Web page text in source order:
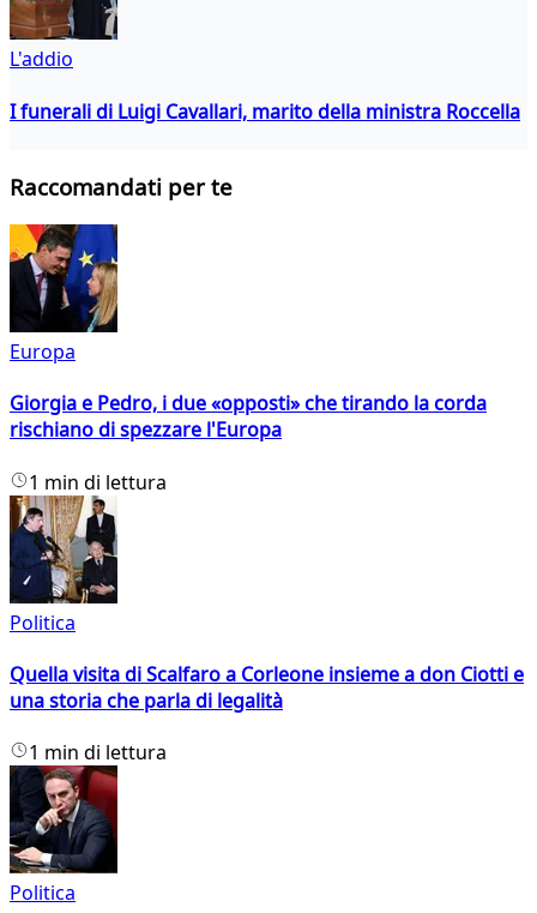
L'addio
I funerali di Luigi Cavallari, marito della ministra Roccella
Raccomandati per te
Europa
Giorgia e Pedro, i due «opposti» che tirando la corda
rischiano di spezzare l'Europa
1 min di lettura
Politica
Quella visita di Scalfaro a Corleone insieme a don Ciotti e
una storia che parla di legalità
1 min di lettura
Politica